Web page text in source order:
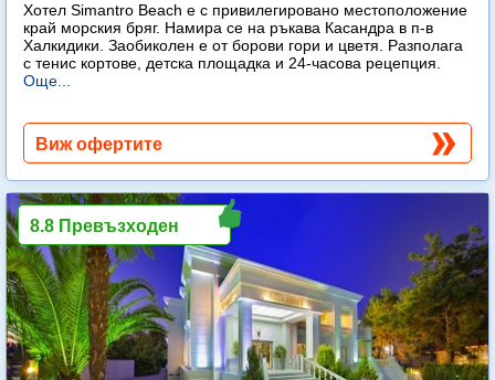
Хотел Simantro Beach е с привилегировано местоположение
край морския бряг. Намира се на ръкава Касандра в п-в
Халкидики. Заобиколен е от борови гори и цветя. Разполага
с тенис кортове, детска площадка и 24-часова рецепция.
Още...
Виж офертите
8.8 Превъзходен